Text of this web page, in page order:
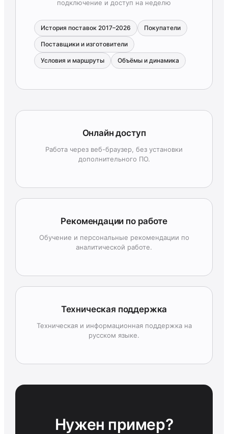
подключение и доступ на неделю
История поставок 2017–2026 Покупатели
Поставщики и изготовители
Условия и маршруты Объёмы и динамика
Онлайн доступ
Работа через веб-браузер, без установки
дополнительного ПО.
Рекомендации по работе
Обучение и персональные рекомендации по
аналитической работе.
Техническая поддержка
Техническая и информационная поддержка на
русском языке.
Нужен пример?